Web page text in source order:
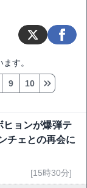
す。
9 10
ヒョンが爆弾テ
チェとの再会に
[15時30分]